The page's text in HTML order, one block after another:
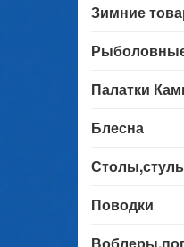
Зимние
Палатки
Блесна
Поводки